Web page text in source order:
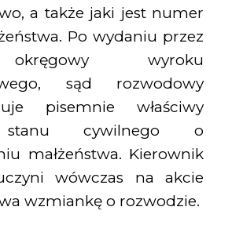
a także jaki jest numer
Po wydaniu przez
wyroku
sąd rozwodowy
pisemnie właściwy
cywilnego o
małżeństwa. Kierownik
wówczas na akcie
wzmiankę o rozwodzie.